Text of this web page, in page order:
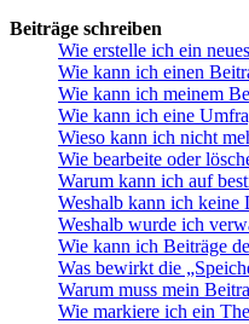
Beiträge schreiben
Wie erstelle ich ein
Wie kann ich einen
Wie kann ich meinem
Wie kann ich eine
Wieso kann ich nicht
Wie bearbeite oder
Warum kann ich auf
Weshalb kann ich keine
Weshalb wurde ich
Wie kann ich Beiträge
Was bewirkt die
Warum muss mein
Wie markiere ich ein